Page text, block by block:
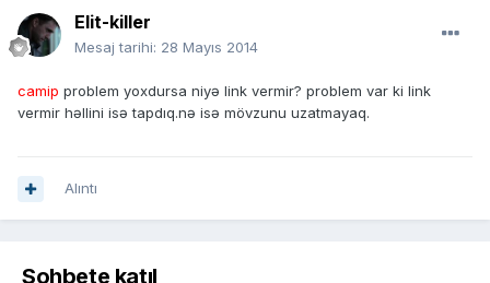
Elit-killer
Mesaj tarihi: 28 Mayıs 2014
camip problem yoxdursa niyə link vermir? problem var ki link
vermir həllini isə tapdıq.nə isə mövzunu uzatmayaq.
Alıntı
Sohbete katıl